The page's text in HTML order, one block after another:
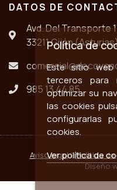
DATOS DE
Avd. Del Transporte
33211 Gijón
985 13 44 85
Aviso legal|Política de
Diseño
Política de
Este sitio
terceros para
optimizar su
las cookies
configurarlas
cookies.
Ver política de